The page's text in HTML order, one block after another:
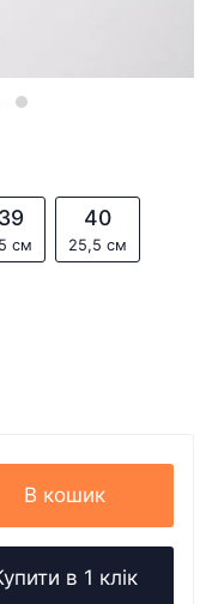
39
см
40
25,5 см
В кошик
в 1 клік